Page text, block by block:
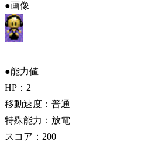
●画像
●能力値
HP：2
移動速度：普通
特殊能力：放電
スコア：200